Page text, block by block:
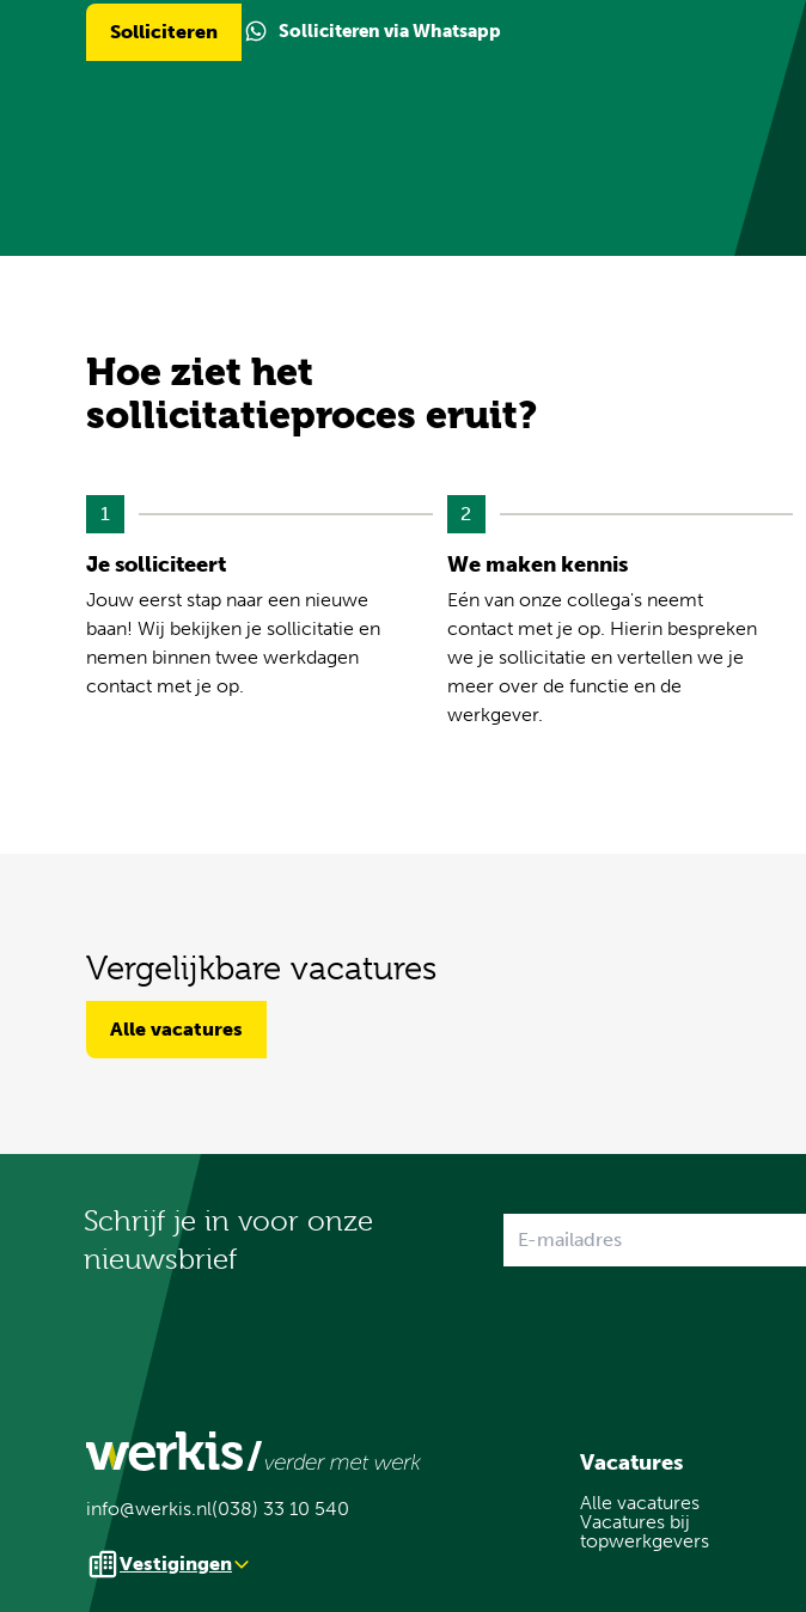
Solliciteren Solliciteren via Whatsapp
Hoe ziet het
sollicitatieproces eruit?
1
Je solliciteert
Jouw eerst stap naar een nieuwe
baan! Wij bekijken je sollicitatie en
nemen binnen twee werkdagen
contact met je op.
2
We maken kennis
Eén van onze collega's neemt
contact met je op. Hierin bespreken
we je sollicitatie en vertellen we je
meer over de functie en de
werkgever.
Vergelijkbare vacatures
Alle vacatures
Schrijf je in voor onze
nieuwsbrief
info@werkis.nl(038) 33 10 540
Vestigingen
Vacatures
Alle vacatures
Vacatures bij
topwerkgevers